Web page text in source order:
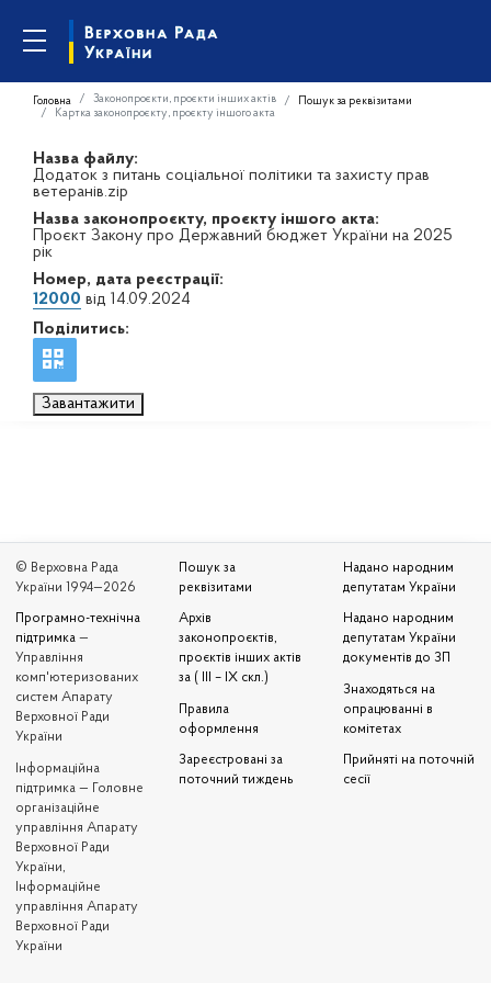
Головна Законопроєкти, проєкти інших актів
Пошук за реквізитами
Картка законопроєкту, проєкту іншого акта
Назва файлу:
Додаток з питань соціальної політики та захисту прав
ветеранів.zip
Назва законопроєкту, проєкту іншого акта:
Проєкт Закону про Державний бюджет України на 2025
рік
Номер, дата реєстрації:
12000 від 14.09.2024
Поділитись:
Завантажити
© Верховна Рада
України 1994—2026
Програмно-технічна
підтримка —
Управління
комп'ютеризованих
систем Апарату
Верховної Ради
України
Iнформаційна
підтримка — Головне
організаційне
управління Апарату
Верховної Ради
України,
Інформаційне
управління Апарату
Верховної Ради
України
Пошук за
реквізитами
Архів
законопроєктів,
проєктів інших актів
за ( III – IX скл.)
Правила
оформлення
Зареєстровані за
поточний тиждень
Надано народним
депутатам України
Надано народним
депутатам України
документів до ЗП
Знаходяться на
опрацюванні в
комітетах
Прийняті на поточній
сесії